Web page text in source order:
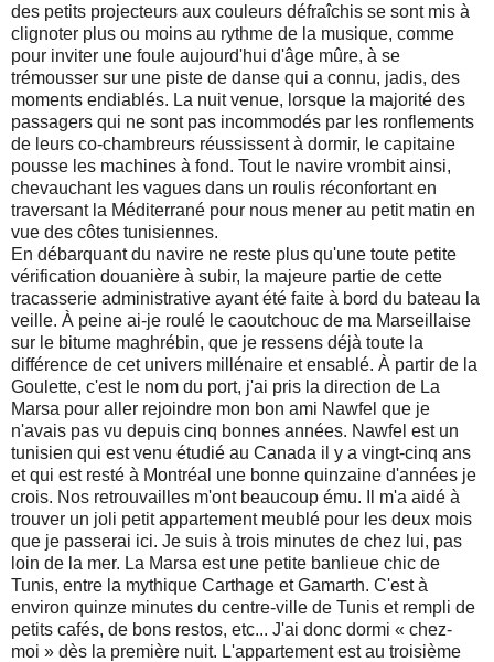
des petits projecteurs aux couleurs défraîchis se sont mis à
clignoter plus ou moins au rythme de la musique, comme
pour inviter une foule aujourd'hui d'âge mûre, à se
trémousser sur une piste de danse qui a connu, jadis, des
moments endiablés. La nuit venue, lorsque la majorité des
passagers qui ne sont pas incommodés par les ronflements
de leurs co-chambreurs réussissent à dormir, le capitaine
pousse les machines à fond. Tout le navire vrombit ainsi,
chevauchant les vagues dans un roulis réconfortant en
traversant la Méditerrané pour nous mener au petit matin en
vue des côtes tunisiennes.
En débarquant du navire ne reste plus qu'une toute petite
vérification douanière à subir, la majeure partie de cette
tracasserie administrative ayant été faite à bord du bateau la
veille. À peine ai-je roulé le caoutchouc de ma Marseillaise
sur le bitume maghrébin, que je ressens déjà toute la
différence de cet univers millénaire et ensablé. À partir de la
Goulette, c'est le nom du port, j'ai pris la direction de La
Marsa pour aller rejoindre mon bon ami Nawfel que je
n'avais pas vu depuis cinq bonnes années. Nawfel est un
tunisien qui est venu étudié au Canada il y a vingt-cinq ans
et qui est resté à Montréal une bonne quinzaine d'années je
crois. Nos retrouvailles m'ont beaucoup ému. Il m'a aidé à
trouver un joli petit appartement meublé pour les deux mois
que je passerai ici. Je suis à trois minutes de chez lui, pas
loin de la mer. La Marsa est une petite banlieue chic de
Tunis, entre la mythique Carthage et Gamarth. C'est à
environ quinze minutes du centre-ville de Tunis et rempli de
petits cafés, de bons restos, etc... J'ai donc dormi « chez-
moi » dès la première nuit. L'appartement est au troisième